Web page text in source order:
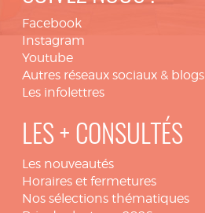
Facebook
Instagram
Youtube
Autres réseaux sociaux & blogs
Les infolettres
LES + CONSULTÉS
Les nouveautés
Horaires et fermetures
Nos sélections thématiques